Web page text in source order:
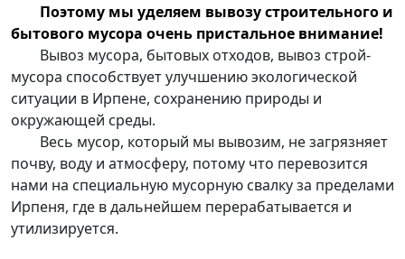
Поэтому мы уделяем вывозу строительного и
бытового мусора очень пристальное внимание!
Вывоз мусора, бытовых отходов, вывоз строй-
мусора способствует улучшению экологической
ситуации в Ирпене, сохранению природы и
окружающей среды.
Весь мусор, который мы вывозим, не загрязняет
почву, воду и атмосферу, потому что перевозится
нами на специальную мусорную свалку за пределами
Ирпеня, где в дальнейшем перерабатывается и
утилизируется.